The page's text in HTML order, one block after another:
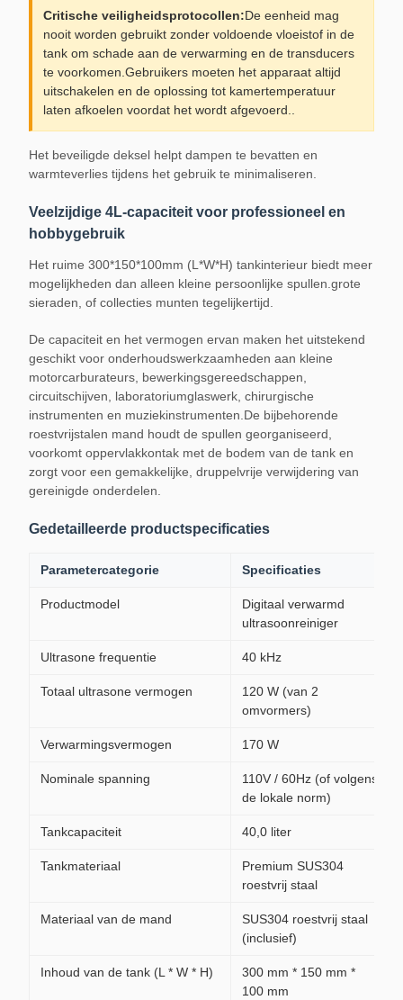
Critische veiligheidsprotocollen:De eenheid mag
nooit worden gebruikt zonder voldoende vloeistof in de
tank om schade aan de verwarming en de transducers
te voorkomen.Gebruikers moeten het apparaat altijd
uitschakelen en de oplossing tot kamertemperatuur
laten afkoelen voordat het wordt afgevoerd..
Het beveiligde deksel helpt dampen te bevatten en
warmteverlies tijdens het gebruik te minimaliseren.
Veelzijdige 4L-capaciteit voor professioneel en
hobbygebruik
Het ruime 300*150*100mm (L*W*H) tankinterieur biedt meer
mogelijkheden dan alleen kleine persoonlijke spullen.grote
sieraden, of collecties munten tegelijkertijd.
De capaciteit en het vermogen ervan maken het uitstekend
geschikt voor onderhoudswerkzaamheden aan kleine
motorcarburateurs, bewerkingsgereedschappen,
circuitschijven, laboratoriumglaswerk, chirurgische
instrumenten en muziekinstrumenten.De bijbehorende
roestvrijstalen mand houdt de spullen georganiseerd,
voorkomt oppervlakkontak met de bodem van de tank en
zorgt voor een gemakkelijke, druppelvrije verwijdering van
gereinigde onderdelen.
Gedetailleerde productspecificaties
Parametercategorie Specificaties
Productmodel
Digitaal verwarmd
ultrasoonreiniger
Ultrasone frequentie 40 kHz
Totaal ultrasone vermogen
120 W (van 2
omvormers)
Verwarmingsvermogen 170 W
Nominale spanning
110V / 60Hz (of volgens
de lokale norm)
Tankcapaciteit 40,0 liter
Tankmateriaal
Premium SUS304
roestvrij staal
Materiaal van de mand
SUS304 roestvrij staal
(inclusief)
Inhoud van de tank (L * W * H)
300 mm * 150 mm *
100 mm